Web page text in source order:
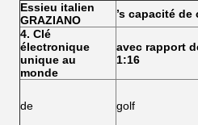
Essieu italien
GRAZIANO
’s capacité
4. Clé
électronique
unique au
monde
avec rapport
1:16
de golf